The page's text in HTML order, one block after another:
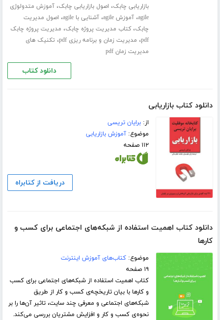
بازاریابی چابک، اصول بازاریابی چابک،آموزش متدولوژی
agile،آموزش agile ،آشنایی با agile ، اصول مدیریت
چابک،کتاب مدیریت پروژه چابک، مدیریت پروژه چابک
pdf، مدیریت زمان و برنامه ریزی pdf ، تکنیک های
مدیریت زمان pdf
دانلود کتاب
دانلود کتاب بازاریابی
از:برایان تریسی
موضوع:آموزش بازاریابی
۱۱۲ صفحه
دریافت از کتابراه
دانلود کتاب اهمیت استفاده از شبکه‌های اجتماعی برای کسب و
کارها
موضوع:کتاب‌های آموزش اینترنت
۱۹ صفحه
کتاب اهمیت استفاده از شبکه‌های اجتماعی برای کسب
و کارها با بیان تاریخچه‌ی کسب و کار از طریق
شبکه‌های اجتماعی و معرفی چند سایت، تاثیر آن‌ها را بر
نحوه‌ی کسب و کار و افزایش مشتریان بررسی می‌کند.